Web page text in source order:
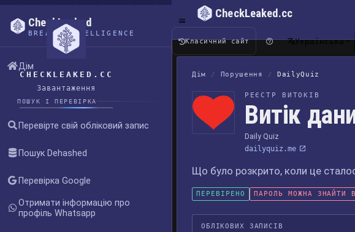
CHECKLEAKED.CC
Завантаження
CheckLeaked
BREACH INTELLIGENCE
Дім
ПОШУК І ПЕРЕВІРКА
Перевірте свій обліковий запис
Пошук Dehashed
Перевірка Google
Отримати інформацію про
профіль Whatsapp
CheckLeaked.cc
Класичний сайт Українська
Дім / Порушення / DailyQuiz
РЕЄСТР ВИТОКІВ
Витік
Daily Quiz
dailyquiz.me
Що було розкрито, коли це
ПЕРЕВІРЕНО ПАРОЛЬ МОЖНА ЗНАЙТИ
ОБЛІКОВИХ ЗАПИСІВ